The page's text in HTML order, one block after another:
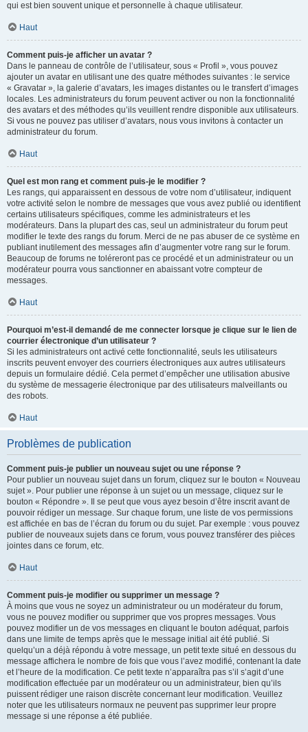
qui est bien souvent unique et personnelle à chaque utilisateur.
Haut
Comment puis-je afficher un avatar ?
Dans le panneau de contrôle de l’utilisateur, sous « Profil », vous pouvez
ajouter un avatar en utilisant une des quatre méthodes suivantes : le service
« Gravatar », la galerie d’avatars, les images distantes ou le transfert d’images
locales. Les administrateurs du forum peuvent activer ou non la fonctionnalité
des avatars et des méthodes qu’ils veuillent rendre disponible aux utilisateurs.
Si vous ne pouvez pas utiliser d’avatars, nous vous invitons à contacter un
administrateur du forum.
Haut
Quel est mon rang et comment puis-je le modifier ?
Les rangs, qui apparaissent en dessous de votre nom d’utilisateur, indiquent
votre activité selon le nombre de messages que vous avez publié ou identifient
certains utilisateurs spécifiques, comme les administrateurs et les
modérateurs. Dans la plupart des cas, seul un administrateur du forum peut
modifier le texte des rangs du forum. Merci de ne pas abuser de ce système en
publiant inutilement des messages afin d’augmenter votre rang sur le forum.
Beaucoup de forums ne toléreront pas ce procédé et un administrateur ou un
modérateur pourra vous sanctionner en abaissant votre compteur de
messages.
Haut
Pourquoi m’est-il demandé de me connecter lorsque je clique sur le lien de
courrier électronique d’un utilisateur ?
Si les administrateurs ont activé cette fonctionnalité, seuls les utilisateurs
inscrits peuvent envoyer des courriers électroniques aux autres utilisateurs
depuis un formulaire dédié. Cela permet d’empêcher une utilisation abusive
du système de messagerie électronique par des utilisateurs malveillants ou
des robots.
Haut
Problèmes de publication
Comment puis-je publier un nouveau sujet ou une réponse ?
Pour publier un nouveau sujet dans un forum, cliquez sur le bouton « Nouveau
sujet ». Pour publier une réponse à un sujet ou un message, cliquez sur le
bouton « Répondre ». Il se peut que vous ayez besoin d’être inscrit avant de
pouvoir rédiger un message. Sur chaque forum, une liste de vos permissions
est affichée en bas de l’écran du forum ou du sujet. Par exemple : vous pouvez
publier de nouveaux sujets dans ce forum, vous pouvez transférer des pièces
jointes dans ce forum, etc.
Haut
Comment puis-je modifier ou supprimer un message ?
À moins que vous ne soyez un administrateur ou un modérateur du forum,
vous ne pouvez modifier ou supprimer que vos propres messages. Vous
pouvez modifier un de vos messages en cliquant le bouton adéquat, parfois
dans une limite de temps après que le message initial ait été publié. Si
quelqu’un a déjà répondu à votre message, un petit texte situé en dessous du
message affichera le nombre de fois que vous l’avez modifié, contenant la date
et l’heure de la modification. Ce petit texte n’apparaîtra pas s’il s’agit d’une
modification effectuée par un modérateur ou un administrateur, bien qu’ils
puissent rédiger une raison discrète concernant leur modification. Veuillez
noter que les utilisateurs normaux ne peuvent pas supprimer leur propre
message si une réponse a été publiée.